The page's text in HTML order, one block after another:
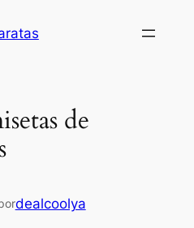
de
dealcoolya